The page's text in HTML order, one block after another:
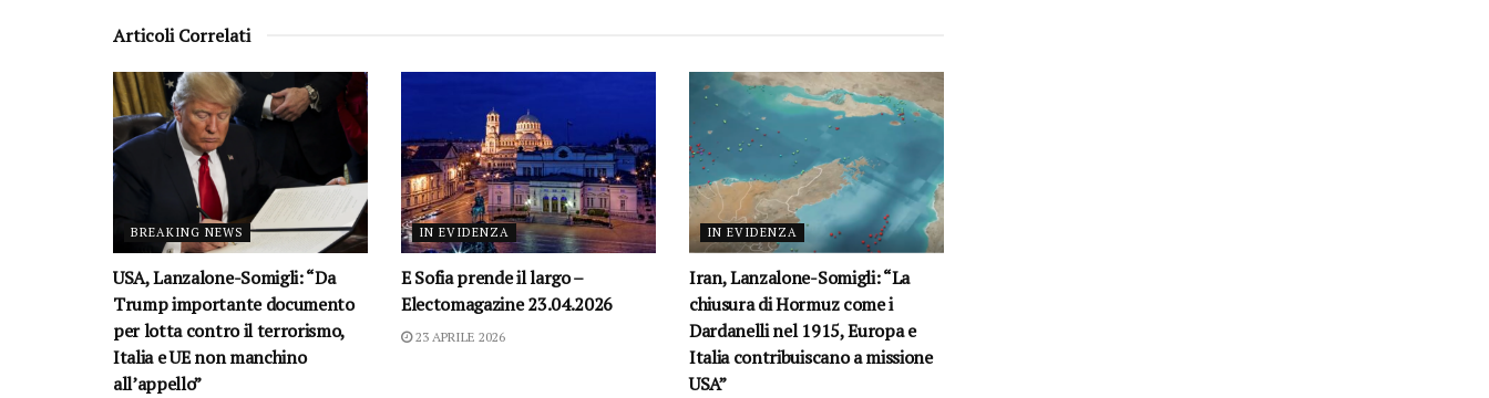
Articoli Correlati
BREAKING NEWS
USA, Lanzalone-Somigli: “Da
Trump importante documento
per lotta contro il terrorismo,
Italia e UE non manchino
all’appello”
IN EVIDENZA
E Sofia prende il largo –
Electomagazine 23.04.2026
23 APRILE 2026
IN EVIDENZA
Iran, Lanzalone-Somigli: “La
chiusura di Hormuz come i
Dardanelli nel 1915, Europa e
Italia contribuiscano a missione
USA”